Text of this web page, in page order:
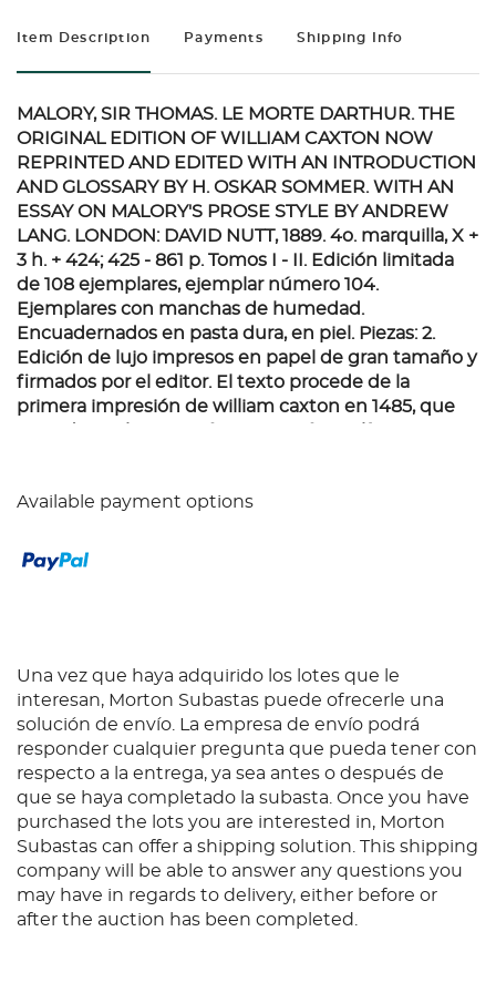
Item Description Payments Shipping Info
MALORY, SIR THOMAS. LE MORTE DARTHUR. THE
ORIGINAL EDITION OF WILLIAM CAXTON NOW
REPRINTED AND EDITED WITH AN INTRODUCTION
AND GLOSSARY BY H. OSKAR SOMMER. WITH AN
ESSAY ON MALORY'S PROSE STYLE BY ANDREW
LANG. LONDON: DAVID NUTT, 1889. 4o. marquilla, X +
3 h. + 424; 425 - 861 p. Tomos I - II. Edición limitada
de 108 ejemplares, ejemplar número 104.
Ejemplares con manchas de humedad.
Encuadernados en pasta dura, en piel. Piezas: 2.
Edición de lujo impresos en papel de gran tamaño y
firmados por el editor. El texto procede de la
primera impresión de william caxton en 1485, que
Available payment options
Una vez que haya adquirido los lotes que le
interesan, Morton Subastas puede ofrecerle una
solución de envío. La empresa de envío podrá
responder cualquier pregunta que pueda tener con
respecto a la entrega, ya sea antes o después de
que se haya completado la subasta. Once you have
purchased the lots you are interested in, Morton
Subastas can offer a shipping solution. This shipping
company will be able to answer any questions you
may have in regards to delivery, either before or
after the auction has been completed.